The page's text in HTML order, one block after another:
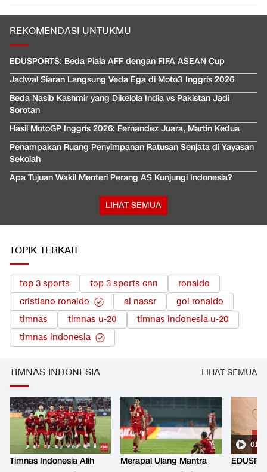
REKOMENDASI UNTUKMU
EDUSPORTS: Beda Piala AFF dengan FIFA ASEAN Cup
Jadwal Siaran Langsung Veda Ega di Moto3 Inggris 2026
Beda Nasib Kashmir yang Dikelola India vs Pakistan Jadi
Sorotan
Hasil MotoGP Inggris 2026: Fernandez Juara, Martin Kedua
Penampakan Ruang Penyimpanan Ratusan Senjata di Yayasan
Sekolah
Apa Tujuan Wakil Menteri Perang AS Kunjungi Indonesia?
LIHAT SEMUA
TOPIK TERKAIT
top 3 sports top 3 sports cnn
ronaldo
cristiano ronaldo
al nassr
gol ronaldo
timnas
timnas u-20
timnas indonesia u-20
timnas indonesia
TIMNAS INDONESIA LIHAT SEMUA
Timnas Indonesia Alih
Merapal Ulang Mantra